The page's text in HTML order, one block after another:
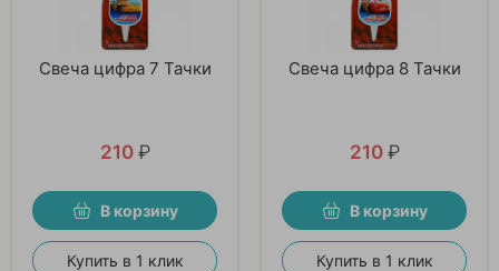
Свеча цифра 7 Тачки
210 ₽
В корзину
Купить в 1 клик
Свеча цифра 8 Тачки
210 ₽
В корзину
Купить в 1 клик